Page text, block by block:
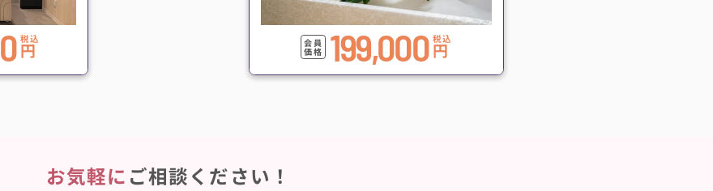
税込
円 会員
価格 199,000 税込
円
お気軽に ご相談ください！